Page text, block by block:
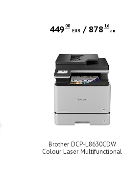
449 00
EUR/ 878 16
лв
Brother DCP-L8630CDW
Colour Laser Multifunctional